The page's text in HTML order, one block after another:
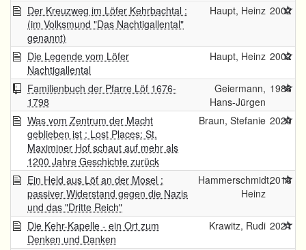
Der Kreuzweg im Löfer Kehrbachtal :
(im Volksmund "Das Nachtigallental"
genannt)
Haupt, Heinz 2002
Die Legende vom Löfer
Nachtigallental
Haupt, Heinz 2002
Familienbuch der Pfarre Löf 1676-
1798
Geiermann,
Hans-Jürgen
1986
Was vom Zentrum der Macht
geblieben ist : Lost Places: St.
Maximiner Hof schaut auf mehr als
1200 Jahre Geschichte zurück
Braun, Stefanie 2020
Ein Held aus Löf an der Mosel :
passiver Widerstand gegen die Nazis
und das "Dritte Reich"
Hammerschmidt,
Heinz
2018
Die Kehr-Kapelle - ein Ort zum
Denken und Danken
Krawitz, Rudi 2021